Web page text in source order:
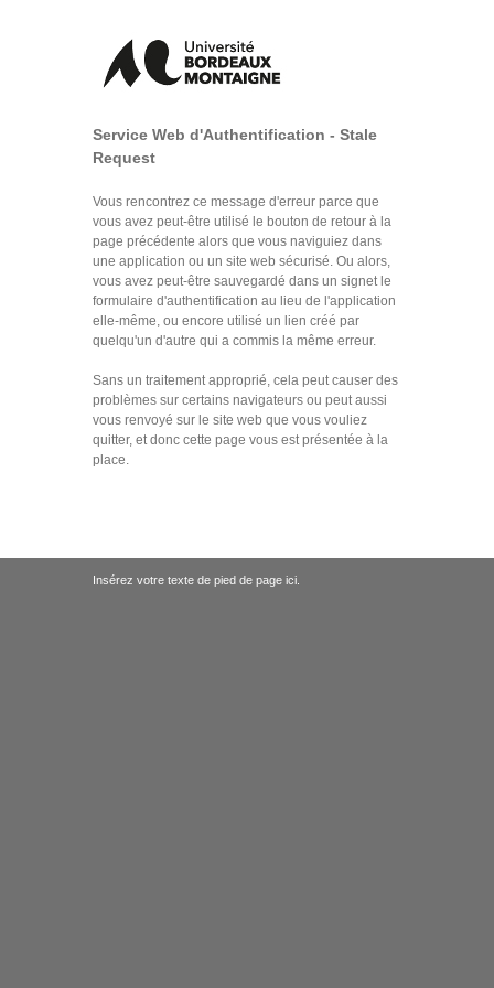
Service Web d'Authentification - Stale
Request
Vous rencontrez ce message d'erreur parce que
vous avez peut-être utilisé le bouton de retour à la
page précédente alors que vous naviguiez dans
une application ou un site web sécurisé. Ou alors,
vous avez peut-être sauvegardé dans un signet le
formulaire d'authentification au lieu de l'application
elle-même, ou encore utilisé un lien créé par
quelqu'un d'autre qui a commis la même erreur.
Sans un traitement approprié, cela peut causer des
problèmes sur certains navigateurs ou peut aussi
vous renvoyé sur le site web que vous vouliez
quitter, et donc cette page vous est présentée à la
place.
Insérez votre texte de pied de page ici.